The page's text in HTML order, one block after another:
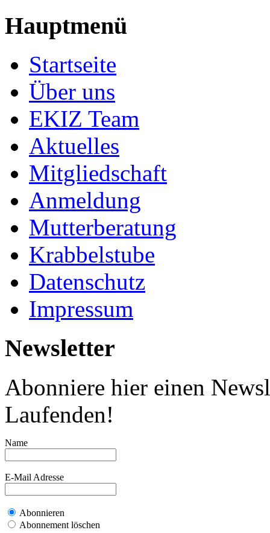
Hauptmenü
Startseite
Über uns
EKIZ Team
Aktuelles
Mitgliedschaft
Anmeldung
Mutterberatung
Krabbelstube
Datenschutz
Impressum
Newsletter
Abonniere hier einen
Laufenden!
Name
E-Mail Adresse
Abonnieren
Abonnement löschen